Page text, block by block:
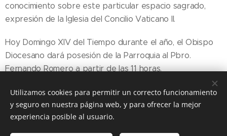
conocimiento sobre este particular espacio sagrado,
expresión de la Iglesia del Concilio Vaticano II.
Hoy Domingo XIV del Tiempo durante el año, el Obispo
Diocesano dará posesión de la Parroquia al Pbro.
Fernando Romero a partir de las 11 horas.
Share
Utilizamos cookies para permitir un correcto funcionamiento
y seguro en nuestra página web, y para ofrecer la mejor
experiencia posible al usuario.